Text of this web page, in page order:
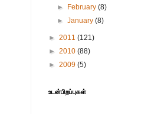
►
February(8)
►January(8)
► 2011 (121)
► 2010 (88)
► 2009 (5)
உடன்பிறப்புகள்